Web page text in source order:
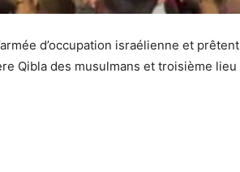
d’occupation israélienne et prêtent
Qibla des musulmans et troisième lieu